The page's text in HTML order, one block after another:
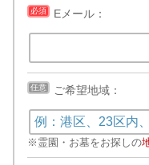
必須 Eメール：
任意 ご希望地域：
※霊園・お墓をお探しの